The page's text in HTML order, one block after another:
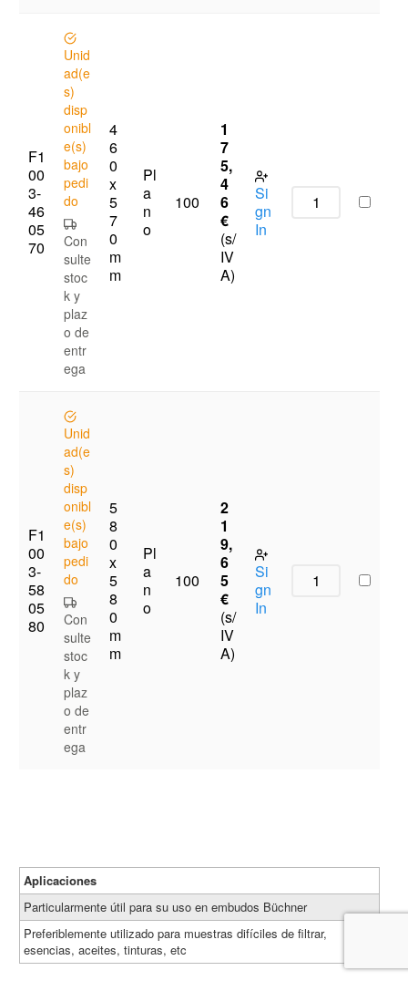
F1
00
3-
46
05
70
Unid
ad(e
s)
disp
onibl
e(s)
bajo
pedi
do
Con
sulte
stoc
k y
plaz
o de
entr
ega
4
6
0
x
5
7
0
m
m
Pl
a
n
o
100
1
7
5,
4
6
€
(s/
IV
A)
Si
gn
In
F1
00
3-
58
05
80
Unid
ad(e
s)
disp
onibl
e(s)
bajo
pedi
do
Con
sulte
stoc
k y
plaz
o de
entr
ega
5
8
0
x
5
8
0
m
m
Pl
a
n
o
100
2
1
9,
6
5
€
(s/
IV
A)
Si
gn
In
Aplicaciones
Particularmente útil para su uso en embudos Büchner
Preferiblemente utilizado para muestras difíciles de filtrar,
esencias, aceites, tinturas, etc